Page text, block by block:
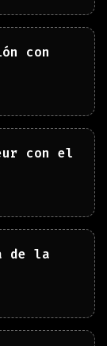
con
con el
de la